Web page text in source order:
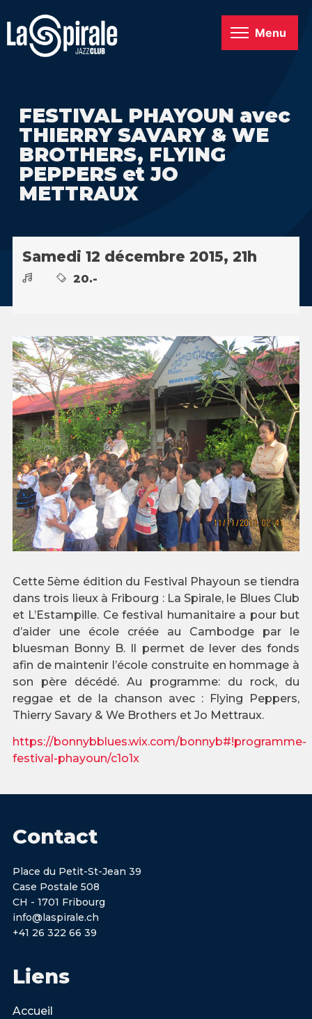
Menu
FESTIVAL PHAYOUN avec
THIERRY SAVARY & WE
BROTHERS, FLYING
PEPPERS et JO
METTRAUX
Samedi 12 décembre 2015, 21h
20.-
Cette 5ème édition du Festival Phayoun se tiendra
dans trois lieux à Fribourg : La Spirale, le Blues Club
et L’Estampille. Ce festival humanitaire a pour but
d’aider une école créée au Cambodge par le
bluesman Bonny B. Il permet de lever des fonds
afin de maintenir l’école construite en hommage à
son père décédé. Au programme: du rock, du
reggae et de la chanson avec : Flying Peppers,
Thierry Savary & We Brothers et Jo Mettraux.
https://bonnybblues.wix.com/bonnyb#!programme-
festival-phayoun/c1o1x
Contact
Place du Petit-St-Jean 39
Case Postale 508
CH - 1701 Fribourg
info@laspirale.ch
+41 26 322 66 39
Liens
Accueil